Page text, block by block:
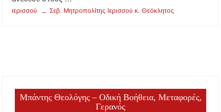
ιερισσού Σεβ. Μητροπολίτης Ιερισσού κ. Θεόκλητος
Μπάντης Θεολόγης – Οδική Βοήθεια, Μεταφορές,
Γερανός